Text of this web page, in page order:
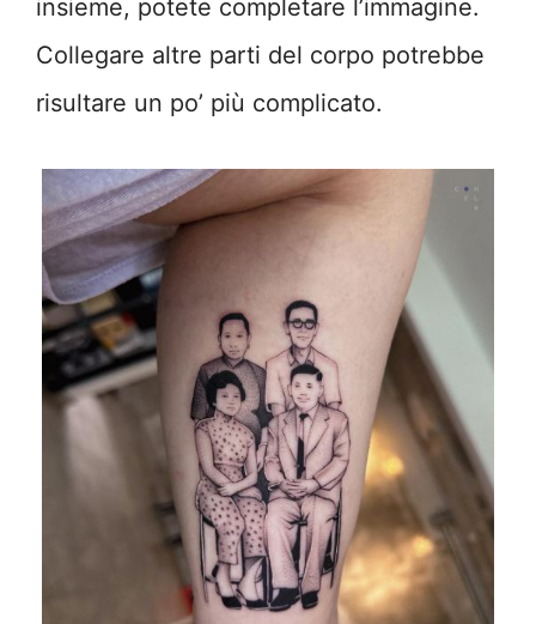
insieme, potete completare l’immagine.
Collegare altre parti del corpo potrebbe
risultare un po’ più complicato.